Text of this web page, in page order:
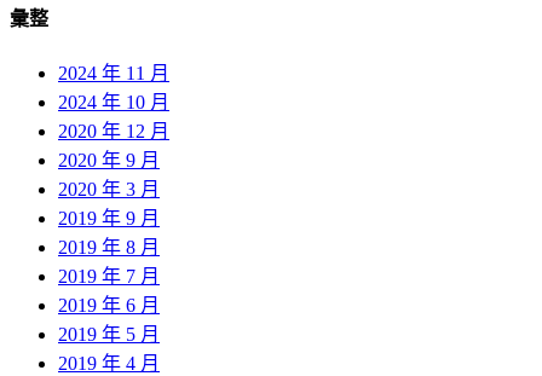
彙整
2024 年 11 月
2024 年 10 月
2020 年 12 月
2020 年 9 月
2020 年 3 月
2019 年 9 月
2019 年 8 月
2019 年 7 月
2019 年 6 月
2019 年 5 月
2019 年 4 月